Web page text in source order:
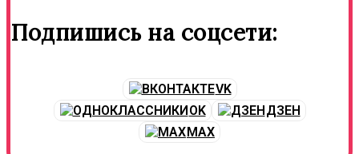
Подпишись на соцсети:
VK
OK
ДЗЕН
MAX